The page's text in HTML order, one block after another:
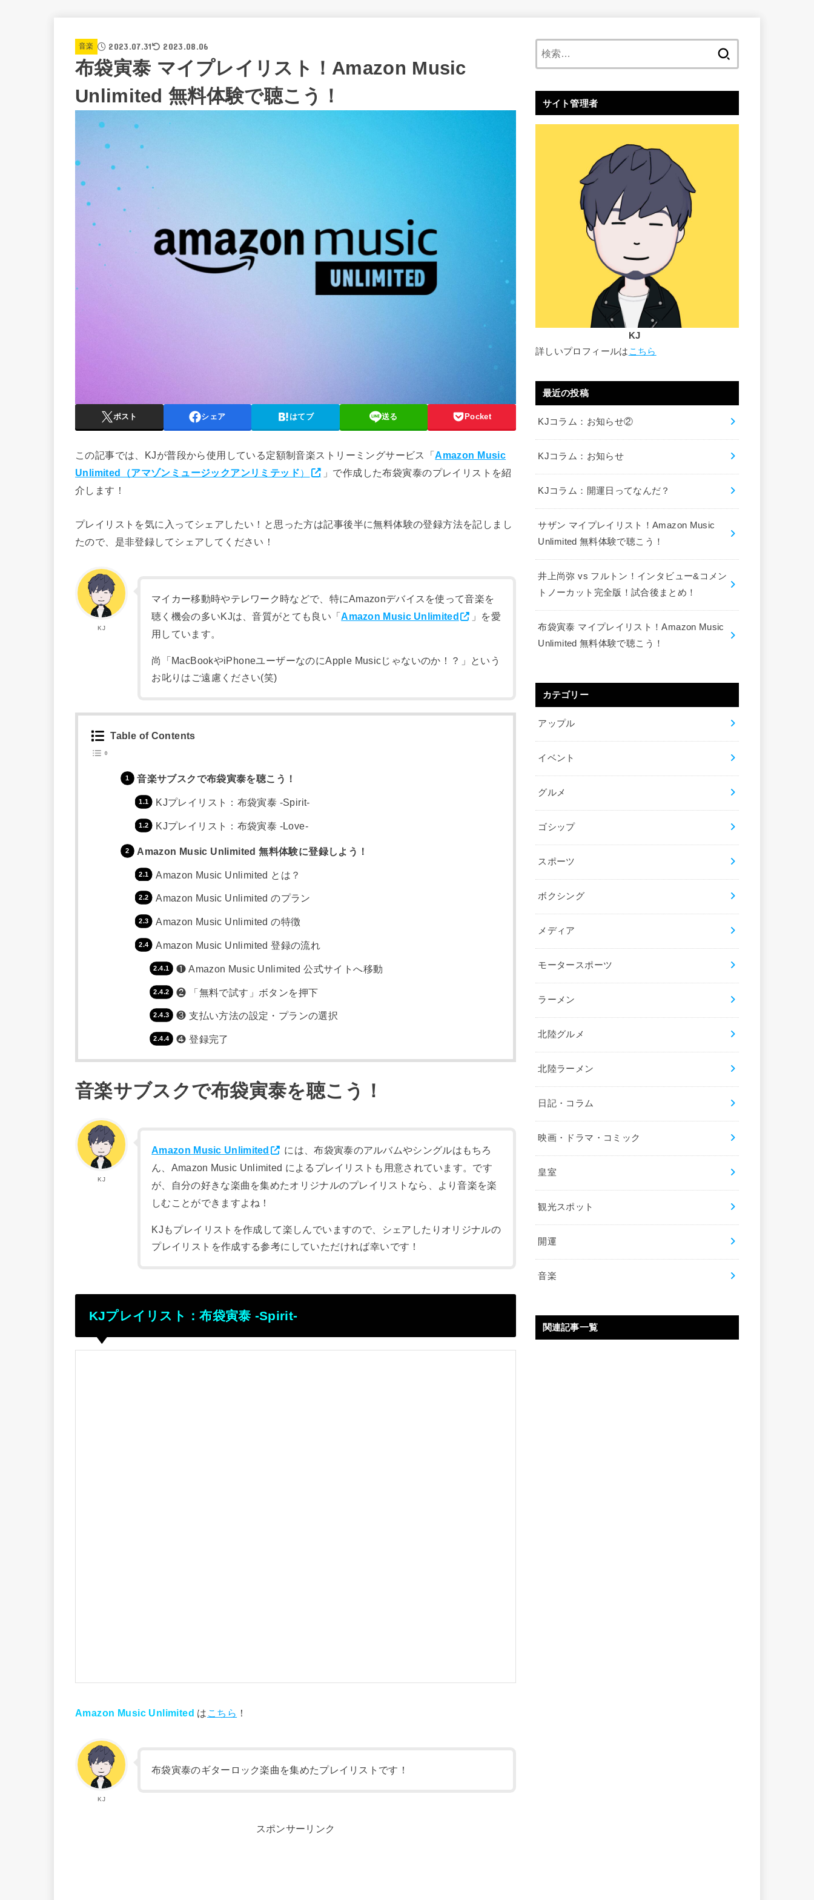
音楽 2023.07.31 2023.08.06
布袋寅泰 マイプレイリスト！Amazon Music
Unlimited 無料体験で聴こう！
ポスト シェア はてブ 送る Pocket
この記事では、KJが普段から使用している定額制音楽ストリーミングサービス「Amazon Music
Unlimited（アマゾンミュージックアンリミテッド）
」で作成した布袋寅泰のプレイリストを紹
介します！
プレイリストを気に入ってシェアしたい！と思った方は記事後半に無料体験の登録方法を記しまし
たので、是非登録してシェアしてください！
KJ
マイカー移動時やテレワーク時などで、特にAmazonデバイスを使って音楽を
聴く機会の多いKJは、音質がとても良い「Amazon Music Unlimited
」を愛
用しています。
尚「MacBookやiPhoneユーザーなのにApple Musicじゃないのか！？」という
お叱りはご遠慮ください(笑)
Table of Contents
音楽サブスクで布袋寅泰を聴こう！
KJプレイリスト：布袋寅泰 -Spirit-
KJプレイリスト：布袋寅泰 -Love-
Amazon Music Unlimited 無料体験に登録しよう！
Amazon Music Unlimited とは？
Amazon Music Unlimited のプラン
Amazon Music Unlimited の特徴
Amazon Music Unlimited 登録の流れ
❶ Amazon Music Unlimited 公式サイトへ移動
❷ 「無料で試す」ボタンを押下
❸ 支払い方法の設定・プランの選択
❹ 登録完了
音楽サブスクで布袋寅泰を聴こう！
KJ
Amazon Music Unlimited
には、布袋寅泰のアルバムやシングルはもちろ
ん、Amazon Music Unlimited によるプレイリストも用意されています。です
が、自分の好きな楽曲を集めたオリジナルのプレイリストなら、より音楽を楽
しむことができますよね！
KJもプレイリストを作成して楽しんでいますので、シェアしたりオリジナルの
プレイリストを作成する参考にしていただければ幸いです！
KJプレイリスト：布袋寅泰 -Spirit-
Amazon Music Unlimited は こちら ！
KJ
布袋寅泰のギターロック楽曲を集めたプレイリストです！
スポンサーリンク
サイト管理者
KJ
詳しいプロフィールは こちら
最近の投稿
KJコラム：お知らせ②
KJコラム：お知らせ
KJコラム：開運日ってなんだ？
サザン マイプレイリスト！Amazon Music
Unlimited 無料体験で聴こう！
井上尚弥 vs フルトン！インタビュー&コメン
トノーカット完全版！試合後まとめ！
布袋寅泰 マイプレイリスト！Amazon Music
Unlimited 無料体験で聴こう！
カテゴリー
アップル
イベント
グルメ
ゴシップ
スポーツ
ボクシング
メディア
モータースポーツ
ラーメン
北陸グルメ
北陸ラーメン
日記・コラム
映画・ドラマ・コミック
皇室
観光スポット
開運
音楽
関連記事一覧